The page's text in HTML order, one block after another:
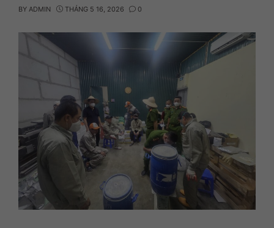
BY ADMIN THÁNG 5 16, 2026 0